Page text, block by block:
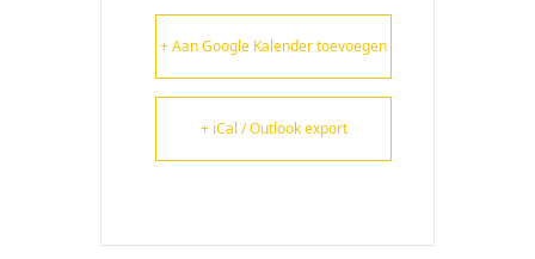
+ Aan Google Kalender toevoegen
+ iCal / Outlook export